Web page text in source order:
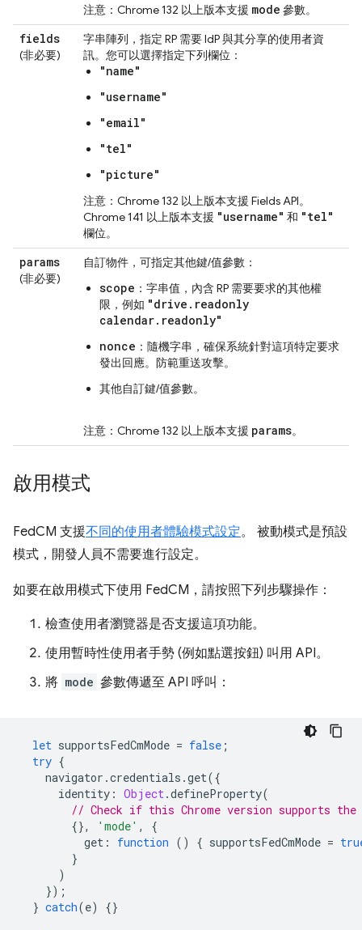
注意：Chrome 132 以上版本支援 mode 參數。
fields
(非必要)
字串陣列，指定 RP 需要 IdP 與其分享的使用者資
訊。您可以選擇指定下列欄位：
"name"
"username"
"email"
"tel"
"picture"
注意：Chrome 132 以上版本支援 Fields API。
Chrome 141 以上版本支援 "username" 和 "tel"
欄位。
params
(非必要)
自訂物件，可指定其他鍵/值參數：
scope ：字串值，內含 RP 需要要求的其他權
限，例如 "drive.readonly
calendar.readonly"
nonce ：隨機字串，確保系統針對這項特定要求
發出回應。防範重送攻擊。
其他自訂鍵/值參數。
注意：Chrome 132 以上版本支援 params。
啟用模式
FedCM 支援不同的使用者體驗模式設定。 被動模式是預設
模式，開發人員不需要進行設定。
如要在啟用模式下使用 FedCM，請按照下列步驟操作：
檢查使用者瀏覽器是否支援這項功能。
使用暫時性使用者手勢 (例如點選按鈕) 叫用 API。
將 mode 參數傳遞至 API 呼叫：
let supportsFedCmMode = false ;
try {
navigator .credentials .get({
identity : Object .defineProperty(
// Check if this Chrome version supports the
{},
'mode' ,
{
get : function () { supportsFedCmMode =
}
)
});
} catch(e) {}